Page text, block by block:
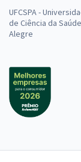
UFCSPA -
de Ciência da
Alegre